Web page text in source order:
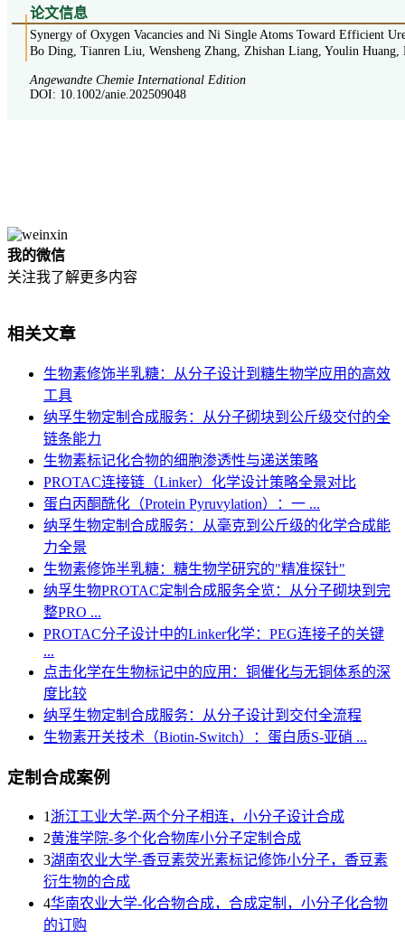
论文信息
Synergy of Oxygen Vacancies and Ni Single Atoms Toward Efficient
Bo Ding, Tianren Liu, Wensheng Zhang, Zhishan Liang, Youlin
Angewandte Chemie International Edition
DOI: 10.1002/anie.202509048
我的微信
关注我了解更多内容
相关文章
生物素修饰半乳糖：从分子设计到糖生物学应用的高效
工具
纳孚生物定制合成服务：从分子砌块到公斤级交付的全
链条能力
生物素标记化合物的细胞渗透性与递送策略
PROTAC连接链（Linker）化学设计策略全景对比
蛋白丙酮酰化（Protein Pyruvylation）：一 ...
纳孚生物定制合成服务：从毫克到公斤级的化学合成能
力全景
生物素修饰半乳糖：糖生物学研究的"精准探针"
纳孚生物PROTAC定制合成服务全览：从分子砌块到完
整PRO ...
PROTAC分子设计中的Linker化学：PEG连接子的关键
...
点击化学在生物标记中的应用：铜催化与无铜体系的深
度比较
纳孚生物定制合成服务：从分子设计到交付全流程
生物素开关技术（Biotin-Switch）：蛋白质S-亚硝 ...
定制合成案例
1 浙江工业大学-两个分子相连，小分子设计合成
2黄淮学院-多个化合物库小分子定制合成
3湖南农业大学-香豆素荧光素标记修饰小分子，香豆素
衍生物的合成
4华南农业大学-化合物合成，合成定制，小分子化合物
的订购